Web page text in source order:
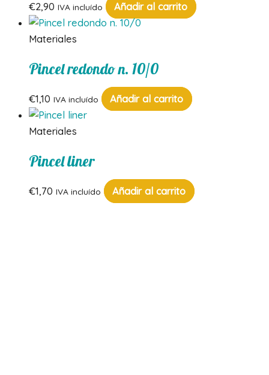
€2,90 IVA incluído Añadir al carrito
Materiales
Pincel redondo n. 10/0
€1,10 IVA incluído Añadir al carrito
Materiales
Pincel liner
€1,70 IVA incluído Añadir al carrito